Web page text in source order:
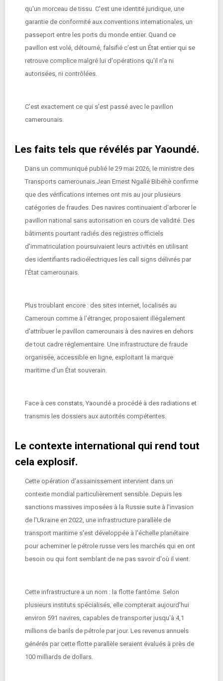
qu'un morceau de tissu. C'est une identité juridique, une
garantie de conformité aux conventions internationales, un
passeport entre les ports du monde entier. Quand ce
pavillon est volé, détourné, falsifié c'est un État entier qui se
retrouve complice malgré lui d'opérations qu'il n'a ni
autorisées, ni contrôlées.
C'est exactement ce qui s'est passé avec le pavillon
camerounais.
Les faits tels que révélés par Yaoundé.
Dans un communiqué publié le 29 mai 2026, le ministre des
Transports camerounais Jean Ernest Ngallé Bibéhè confirme
que des vérifications internes ont mis au jour plusieurs
catégories de fraudes. Des navires continuaient d'arborer le
pavillon national sans autorisation en cours de validité. Des
bâtiments pourtant radiés des registres officiels
d'immatriculation poursuivaient leurs activités en utilisant
des identifiants radioélectriques les call signs délivrés par
l'État camerounais.
Plus troublant encore : des sites internet, localisés au
Cameroun comme à l'étranger, proposaient illégalement
d'attribuer le pavillon camerounais à des navires en dehors
de tout cadre réglementaire. Une infrastructure de fraude
organisée, accessible en ligne, exploitant la marque
maritime d'un État souverain.
Face à ces constats, Yaoundé a procédé à des radiations et
transmis les dossiers aux autorités compétentes.
Le contexte international qui rend tout
cela explosif.
Cette opération d'assainissement intervient dans un
contexte mondial particulièrement sensible. Depuis les
sanctions massives imposées à la Russie suite à l'invasion
de l'Ukraine en 2022, une infrastructure parallèle de
transport maritime s'est développée à l'échelle planétaire
pour acheminer le pétrole russe vers les marchés qui en ont
besoin ou qui font semblant de ne pas savoir d'où il vient.
Cette infrastructure a un nom : la flotte fantôme. Selon
plusieurs instituts spécialisés, elle compterait aujourd'hui
environ 591 navires, capables de transporter jusqu'à 4,1
millions de barils de pétrole par jour. Les revenus annuels
générés par cette flotte parallèle seraient évalués à près de
100 milliards de dollars.